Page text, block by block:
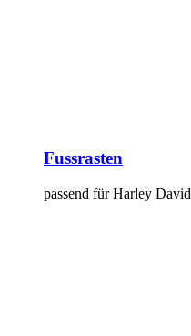
Fussrasten
passend für Harley